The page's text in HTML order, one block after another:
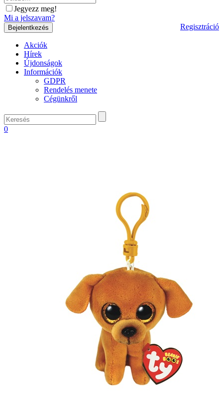
Jegyezz meg!
Mi a jelszavam?
Regisztráció
Akciók
Hírek
Újdonságok
Információk
GDPR
Rendelés menete
Cégünkről
0